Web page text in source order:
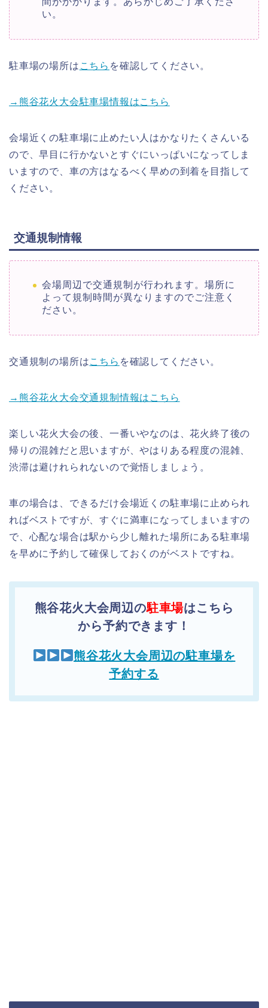
い。
駐車場の場所は こちら を確認してください。
→熊谷花火大会駐車場情報はこちら
会場近くの駐車場に止めたい人はかなりたくさんいる
ので、早目に行かないとすぐにいっぱいになってしま
いますので、車の方はなるべく早めの到着を目指して
ください。
交通規制情報
会場周辺で交通規制が行われます。場所に
よって規制時間が異なりますのでご注意く
ださい。
交通規制の場所はこちら を確認してください。
→熊谷花火大会交通規制情報はこちら
楽しい花火大会の後、一番いやなのは、花火終了後の
帰りの混雑だと思いますが、やはりある程度の混雑、
渋滞は避けれられないので覚悟しましょう。
車の場合は、できるだけ会場近くの駐車場に止められ
ればベストですが、すぐに満車になってしまいますの
で、心配な場合は駅から少し離れた場所にある駐車場
を早めに予約して確保しておくのがベストですね。
熊谷花火大会周辺の駐車場はこちら
から予約できます！
熊谷花火大会周辺の駐車場を
予約する